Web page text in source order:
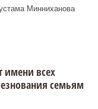
Минниханова
имени всех
семьям